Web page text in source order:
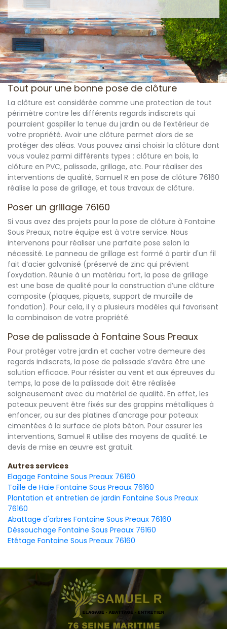
Tout pour une bonne pose de clôture
La clôture est considérée comme une protection de tout
périmètre contre les différents regards indiscrets qui
pourraient gaspiller la tenue du jardin ou de l’extérieur de
votre propriété. Avoir une clôture permet alors de se
protéger des aléas. Vous pouvez ainsi choisir la clôture dont
vous voulez parmi différents types : clôture en bois, la
clôture en PVC, palissade, grillage, etc. Pour réaliser des
interventions de qualité, Samuel R en pose de clôture 76160
réalise la pose de grillage, et tous travaux de clôture.
Poser un grillage 76160
Si vous avez des projets pour la pose de clôture à Fontaine
Sous Preaux, notre équipe est à votre service. Nous
intervenons pour réaliser une parfaite pose selon la
nécessité. Le panneau de grillage est formé à partir d'un fil
fait d’acier galvanisé (préservé de zinc qui prévient
l'oxydation. Réunie à un matériau fort, la pose de grillage
est une base de qualité pour la construction d’une clôture
composite (plaques, piquets, support de muraille de
fondation). Pour cela, il y a plusieurs modèles qui favorisent
la combinaison de votre propriété.
Pose de palissade à Fontaine Sous Preaux
Pour protéger votre jardin et cacher votre demeure des
regards indiscrets, la pose de palissade s’avère être une
solution efficace. Pour résister au vent et aux épreuves du
temps, la pose de la palissade doit être réalisée
soigneusement avec du matériel de qualité. En effet, les
poteaux peuvent être fixés sur des grappins métalliques à
enfoncer, ou sur des platines d'ancrage pour poteaux
cimentées à la surface de plots béton. Pour assurer les
interventions, Samuel R utilise des moyens de qualité. Le
devis de mise en œuvre est gratuit.
Autres services
Elagage Fontaine Sous Preaux 76160
Taille de Haie Fontaine Sous Preaux 76160
Plantation et entretien de jardin Fontaine Sous Preaux
76160
Abattage d'arbres Fontaine Sous Preaux 76160
Déssouchage Fontaine Sous Preaux 76160
Etêtage Fontaine Sous Preaux 76160